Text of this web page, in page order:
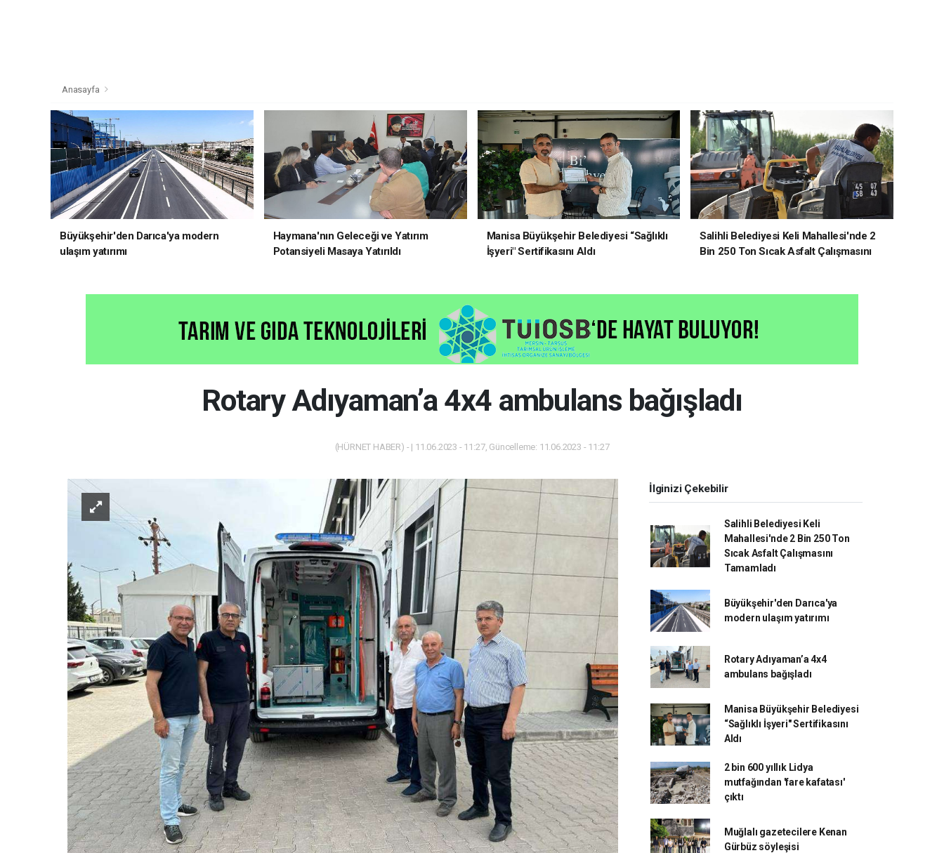
Anasayfa
Büyükşehir'den Darıca'ya modern
ulaşım yatırımı
Haymana'nın Geleceği ve Yatırım
Potansiyeli Masaya Yatırıldı
Manisa Büyükşehir Belediyesi “Sağlıklı
İşyeri" Sertifikasını Aldı
Salihli Belediyesi Keli Mahallesi'nde 2
Bin 250 Ton Sıcak Asfalt Çalışmasını
Rotary Adıyaman’a 4x4 ambulans bağışladı
(HÜRNET HABER) - | 11.06.2023 - 11:27, Güncelleme: 11.06.2023 - 11:27
İlginizi Çekebilir
Salihli Belediyesi Keli
Mahallesi'nde 2 Bin 250 Ton
Sıcak Asfalt Çalışmasını
Tamamladı
Büyükşehir'den Darıca'ya
modern ulaşım yatırımı
Rotary Adıyaman’a 4x4
ambulans bağışladı
Manisa Büyükşehir Belediyesi
“Sağlıklı İşyeri" Sertifikasını
Aldı
2 bin 600 yıllık Lidya
mutfağından 'fare kafatası'
çıktı
Muğlalı gazetecilere Kenan
Gürbüz söyleşisi